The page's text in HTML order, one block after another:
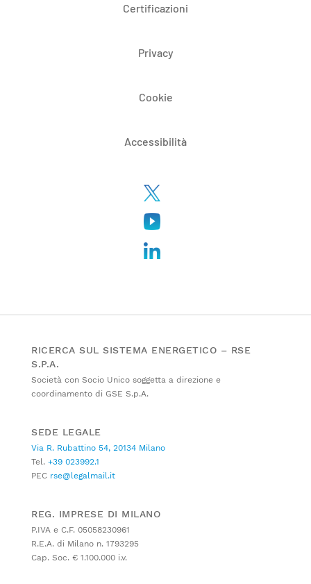
Certificazioni
Privacy
Cookie
Accessibilità
RICERCA SUL SISTEMA ENERGETICO – RSE
S.P.A.
Società con Socio Unico soggetta a direzione e
coordinamento di GSE S.p.A.
SEDE LEGALE
Via R. Rubattino 54, 20134 Milano
Tel. +39 023992.1
PEC rse@legalmail.it
REG. IMPRESE DI MILANO
P.IVA e C.F. 05058230961
R.E.A. di Milano n. 1793295
Cap. Soc. € 1.100.000 i.v.